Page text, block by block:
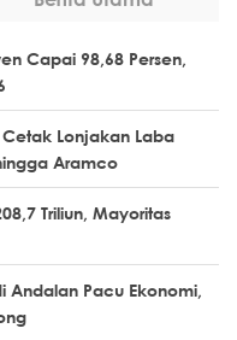
Capai 98,68 Persen,
Lonjakan Laba
Aramco
Triliun, Mayoritas
Andalan Pacu Ekonomi,